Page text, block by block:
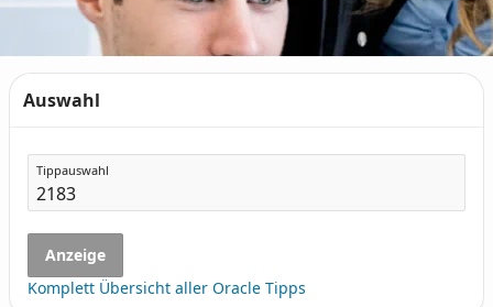
Auswahl
Tippauswahl
Anzeige
Komplett Übersicht aller Oracle Tipps